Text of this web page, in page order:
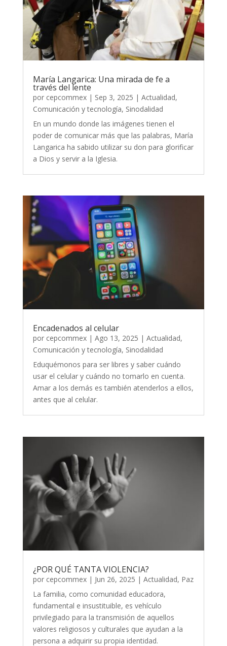
María Langarica: Una mirada de fe a
través del lente
por cepcommex| Sep 3, 2025 | Actualidad,
Comunicación y tecnología, Sinodalidad
En un mundo donde las imágenes tienen el
poder de comunicar más que las palabras, María
Langarica ha sabido utilizar su don para glorificar
a Dios y servir a la Iglesia.
Encadenados al celular
por cepcommex| Ago 13, 2025 | Actualidad,
Comunicación y tecnología, Sinodalidad
Eduquémonos para ser libres y saber cuándo
usar el celular y cuándo no tomarlo en cuenta.
Amar a los demás es también atenderlos a ellos,
antes que al celular.
¿POR QUÉ TANTA VIOLENCIA?
por cepcommex| Jun 26, 2025 | Actualidad, Paz
La familia, como comunidad educadora,
fundamental e insustituible, es vehículo
privilegiado para la transmisión de aquellos
valores religiosos y culturales que ayudan a la
persona a adquirir su propia identidad.